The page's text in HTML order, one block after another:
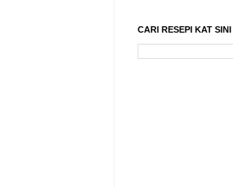
CARI RESEPI KAT SINI